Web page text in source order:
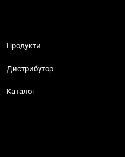
Продукти
Дистрибутор
Каталог